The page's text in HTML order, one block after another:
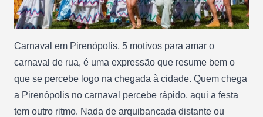
Carnaval em Pirenópolis, 5 motivos para amar o
carnaval de rua, é uma expressão que resume bem o
que se percebe logo na chegada à cidade. Quem chega
a Pirenópolis no carnaval percebe rápido, aqui a festa
tem outro ritmo. Nada de arquibancada distante ou